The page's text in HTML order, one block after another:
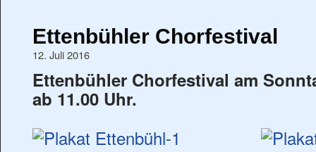
Ettenbühler Chorfestival
12. Juli 2016
Ettenbühler Chorfestival am
ab 11.00 Uhr.